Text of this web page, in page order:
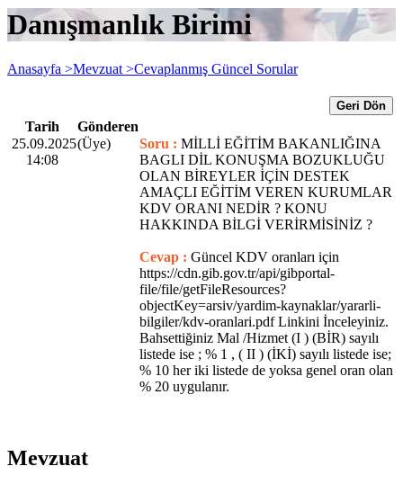
Danışmanlık Birimi
Anasayfa >Mevzuat >Cevaplanmış Güncel Sorular
Geri Dön
Tarih
Gönderen
25.09.2025
14:08
(Üye) Soru : MİLLİ EĞİTİM BAKANLIĞINA
BAGLI DİL KONUŞMA BOZUKLUĞU
OLAN BİREYLER İÇİN DESTEK
AMAÇLI EĞİTİM VEREN KURUMLAR
KDV ORANI NEDİR ? KONU
HAKKINDA BİLGİ VERİRMİSİNİZ ?
Cevap : Güncel KDV oranları için
https://cdn.gib.gov.tr/api/gibportal-
file/file/getFileResources?
objectKey=arsiv/yardim-kaynaklar/yararli-
bilgiler/kdv-oranlari.pdf Linkini İnceleyiniz.
Bahsettiğiniz Mal /Hizmet (I ) (BİR) sayılı
listede ise ; % 1 , ( II ) (İKİ) sayılı listede ise;
% 10 her iki listede de yoksa genel oran olan
% 20 uygulanır.
Mevzuat